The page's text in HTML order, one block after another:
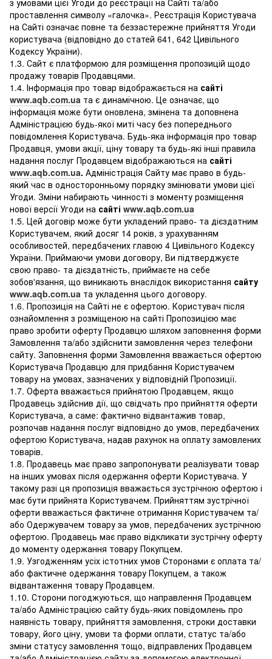
з умовами цієї Угоди до реєстрації на Сайті та/або
проставлення символу «галочка». Реєстрація Користувача
на Сайті означає повне та беззастережне прийняття Угоди
користувача (відповідно до статей 641, 642 Цивільного
Кодексу України).
1.3. Сайт є платформою для розміщення пропозицій щодо
продажу товарів Продавцями.
1.4. Інформація про товар відображається на сайті
www.aqb.com.ua та є динамічною. Це означає, що
інформація може бути оновлена, змінена та доповнена
Адміністрацією будь-якої миті часу без попереднього
повідомлення Користувача. Будь-яка інформація про товар
Продавця, умови акції, ціну товару та будь-які інші правила
надання послуг Продавцем відображаються на сайті
www.aqb.com.ua. Адміністрація Сайту має право в будь-
який час в односторонньому порядку змінювати умови цієї
Угоди. Зміни набирають чинності з моменту розміщення
нової версії Угоди на сайті www.aqb.com.ua
1.5. Цей договір може бути укладений право- та дієздатним
Користувачем, який досяг 14 років, з урахуванням
особливостей, передбачених главою 4 Цивільного Кодексу
України. Приймаючи умови договору, Ви підтверджуєте
свою право- та дієздатність, приймаєте на себе
зобов'язання, що виникають внаслідок використання сайту
www.aqb.com.ua та укладення цього договору.
1.6. Пропозиція на Сайті не є офертою. Користувач після
ознайомлення з розміщеною на сайті Пропозицією має
право зробити оферту Продавцю шляхом заповнення форми
Замовлення та/або здійснити замовлення через телефони
сайту. Заповнення форми Замовлення вважається офертою
Користувача Продавцю для придбання Користувачем
товару на умовах, зазначених у відповідній Пропозиції.
1.7. Оферта вважається прийнятою Продавцем, якщо
Продавець здійснив дії, що свідчать про прийняття оферти
Користувача, а саме: фактично відвантажив товар,
розпочав надання послуг відповідно до умов, передбачених
офертою Користувача, надав рахунок на оплату замовлених
товарів.
1.8. Продавець має право запропонувати реалізувати товар
на інших умовах після одержання оферти Користувача. У
такому разі ця пропозиція вважається зустрічною офертою і
має бути прийнята Користувачем. Прийняттям зустрічної
оферти вважається фактичне отримання Користувачем та/
або Одержувачем товару за умов, передбачених зустрічною
офертою. Продавець має право відкликати зустрічну оферту
до моменту одержання товару Покупцем.
1.9. Узгодженням усіх істотних умов Сторонами є оплата та/
або фактичне одержання товару Покупцем, а також
відвантаження товару Продавцем.
1.10. Сторони погоджуються, що направлення Продавцем
та/або Адміністрацією сайту будь-яких повідомлень про
наявність товару, прийняття замовлення, строки доставки
товару, його ціну, умови та форми оплати, статус та/або
зміни статусу замовлення тощо, відправлених Продавцем